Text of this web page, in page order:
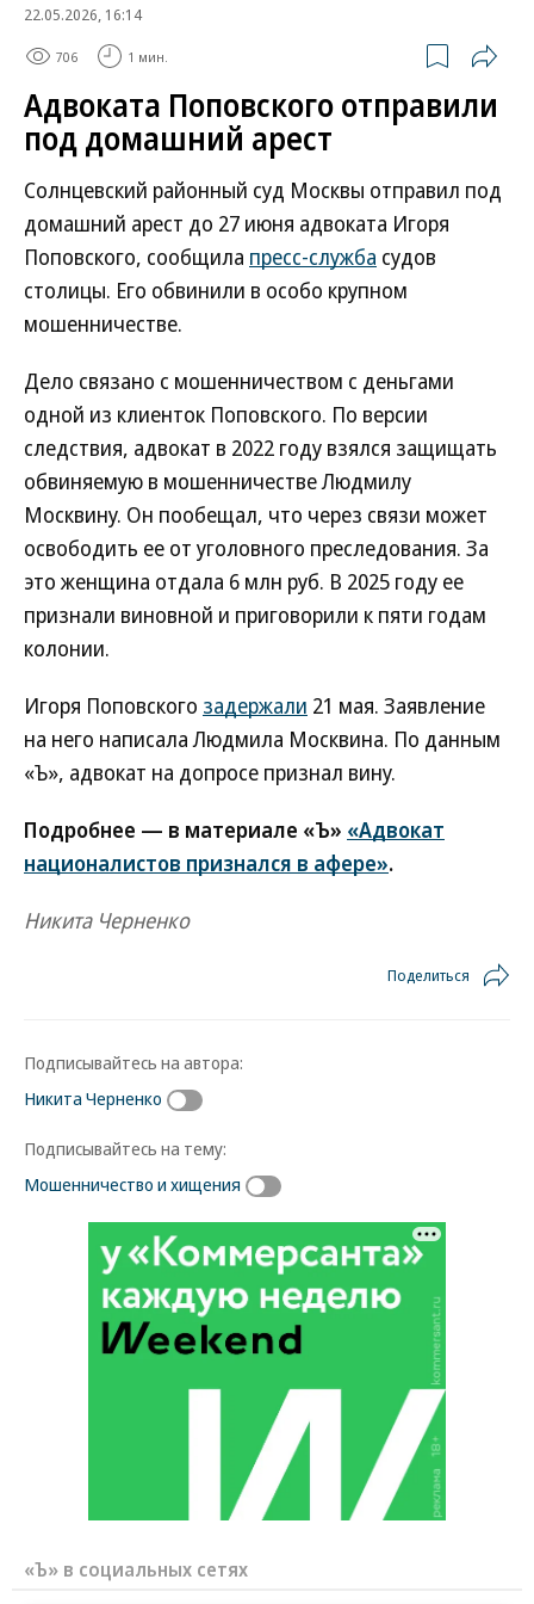
22.05.2026, 16:14
706 1 мин.
Адвоката Поповского отправили
под домашний арест
Солнцевский районный суд Москвы отправил под
домашний арест до 27 июня адвоката Игоря
Поповского, сообщила пресс-служба судов
столицы. Его обвинили в особо крупном
мошенничестве.
Дело связано с мошенничеством с деньгами
одной из клиенток Поповского. По версии
следствия, адвокат в 2022 году взялся защищать
обвиняемую в мошенничестве Людмилу
Москвину. Он пообещал, что через связи может
освободить ее от уголовного преследования. За
это женщина отдала 6 млн руб. В 2025 году ее
признали виновной и приговорили к пяти годам
колонии.
Игоря Поповского задержали 21 мая. Заявление
на него написала Людмила Москвина. По данным
«Ъ», адвокат на допросе признал вину.
Подробнее — в материале «Ъ» «Адвокат
националистов признался в афере».
Никита Черненко
Поделиться
Подписывайтесь на автора:
Никита Черненко
Подписывайтесь на тему:
Мошенничество и хищения
«Ъ» в социальных сетях